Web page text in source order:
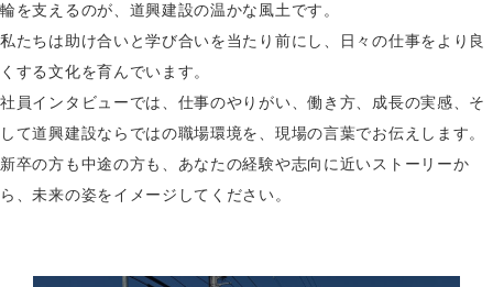
輪を支えるのが、道興建設の温かな風土です。
私たちは助け合いと学び合いを当たり前にし、日々の仕事をより良
くする文化を育んでいます。
社員インタビューでは、仕事のやりがい、働き方、成長の実感、 そ
して道興建設ならではの職場環境を、現場の言葉でお伝えします。
新卒の方も中途の方も、あなたの経験や志向に近いストーリーか
ら、未来の姿をイメージしてください。